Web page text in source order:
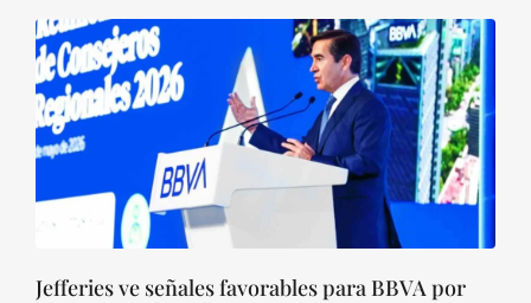
Jefferies ve señales favorables para BBVA por